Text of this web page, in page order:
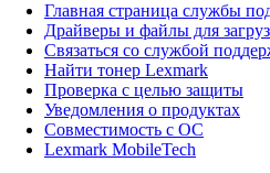
Главная страница службы
Драйверы и файлы для
Связаться со службой
Найти тонер Lexmark
Проверка с целью защиты
Уведомления о продуктах
Совместимость с ОС
Lexmark MobileTech